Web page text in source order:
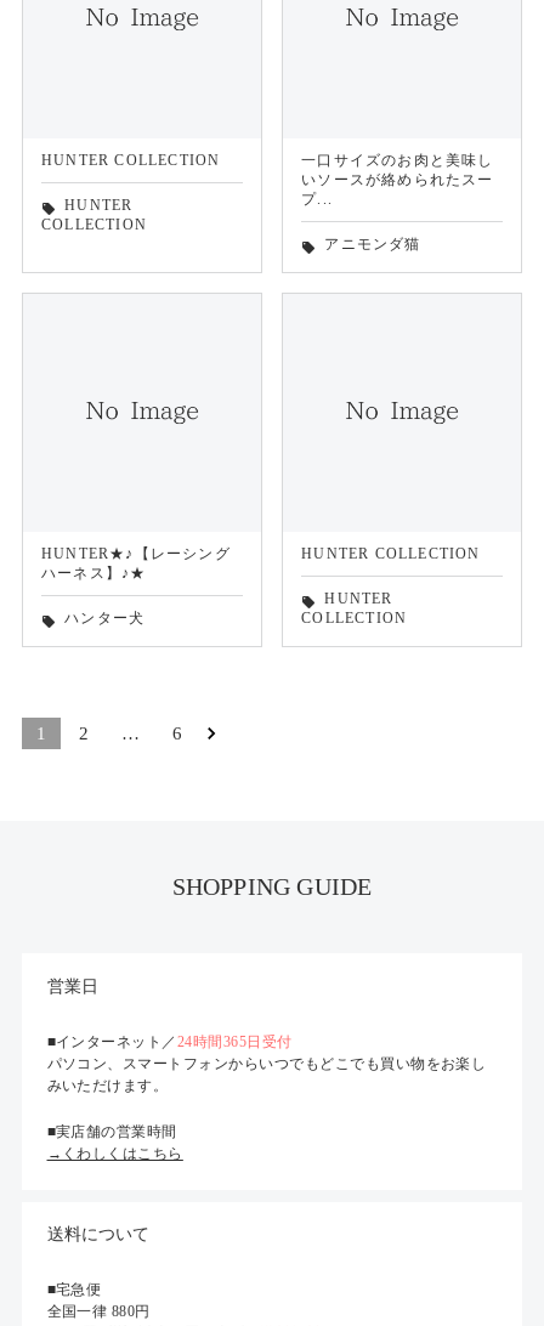
HUNTER COLLECTION
local_offer
HUNTER
COLLECTION
一口サイズのお肉と美味し
いソースが絡められたスー
プ...
local_offer アニモンダ猫
HUNTER★♪【レーシング
ハーネス】♪★
local_offer ハンター犬
HUNTER COLLECTION
local_offer
HUNTER
COLLECTION
1 2 … 6
SHOPPING GUIDE
営業日
■インターネット／ 24時間365日受付
パソコン、スマートフォンからいつでもどこでも買い物をお楽し
みいただけます。
■実店舗の営業時間
→くわしくはこちら
送料について
■宅急便
全国一律 880円